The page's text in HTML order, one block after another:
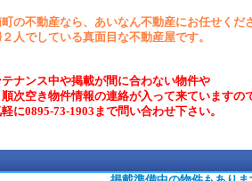
の不動産なら、あいなん不動産にお任せくだ
人でしている真面目な不動産屋です。
テナンス中や掲載が間に合わない物件や
次空き物件情報の連絡が入って来ていますの
に0895-73-1903まで問い合わせ下さい。